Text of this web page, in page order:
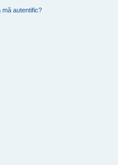
mă autentific?